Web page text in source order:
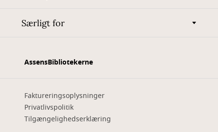
Særligt for
AssensBibliotekerne
Faktureringsoplysninger
Privatlivspolitik
Tilgængelighedserklæring